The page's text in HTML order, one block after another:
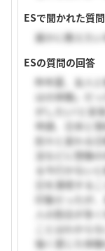
ESで聞かれた質問
誰かに教えた
ESの質問の回答
昨年夏、友人
はの体験」だ
がしたい!と安
申請、日本と
刻々と変わる
法などに想像
る今行かない
日を満喫する
印象だったが
人の割合が多
ことはわから
強く感じた体験